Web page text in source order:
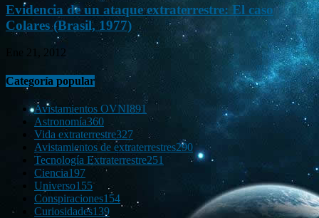
Evidencia de un ataque extraterrestre: El caso
Colares (Brasil, 1977)
Ene 21, 2012
Categoría popular
Avistamientos OVNI891
Astronomía360
Vida extraterrestre327
Avistamientos de extraterrestres290
Tecnología Extraterrestre251
Ciencia197
Universo155
Conspiraciones154
Curiosidades139